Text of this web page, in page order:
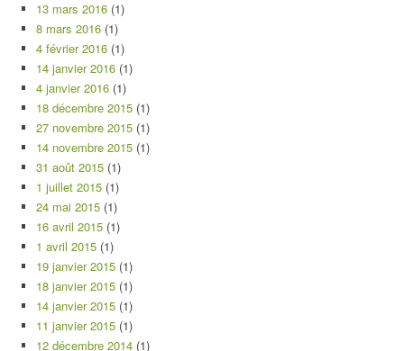
13 mars 2016 (1)
8 mars 2016 (1)
4 février 2016 (1)
14 janvier 2016 (1)
4 janvier 2016 (1)
18 décembre 2015 (1)
27 novembre 2015 (1)
14 novembre 2015 (1)
31 août 2015 (1)
1 juillet 2015 (1)
24 mai 2015 (1)
16 avril 2015 (1)
1 avril 2015 (1)
19 janvier 2015 (1)
18 janvier 2015 (1)
14 janvier 2015 (1)
11 janvier 2015 (1)
12 décembre 2014 (1)